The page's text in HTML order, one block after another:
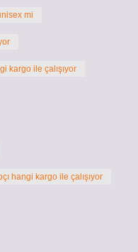
mi
kargo ile çalışıyor
hangi kargo ile çalışıyor